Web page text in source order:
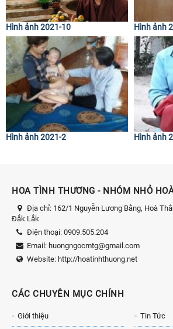
Hình ảnh 2021-10 Hình ảnh
Hình ảnh 2021-2 Hình ảnh
HOA TÌNH THƯƠNG - NHÓM NHỎ
Địa chỉ: 162/1 Nguyễn Lương Bằng, Hoà
Đắk Lắk
Điện thoại: 0909.505.204
Email: huongngocmtg@gmail.com
Website: http://hoatinhthuong.net
CÁC CHUYÊN MỤC CHÍNH
Giới thiệu Tin Tức